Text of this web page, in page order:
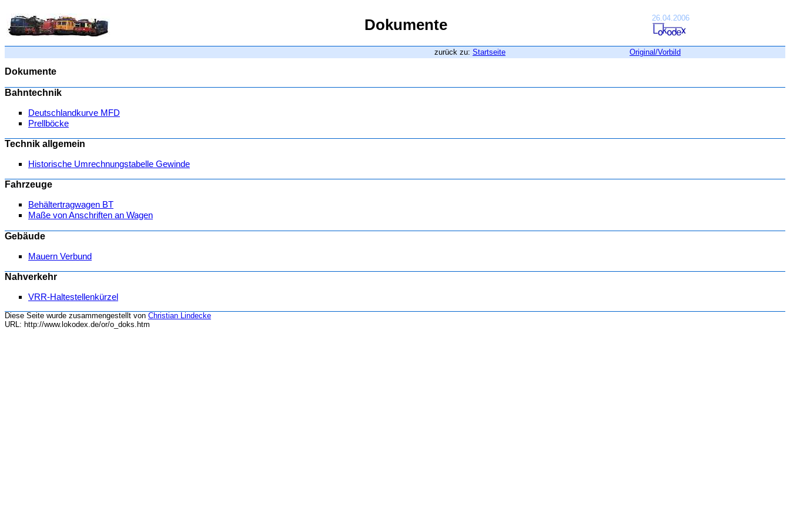
Dokumente 26.04.2006
zurück zu: Startseite Original/Vorbild
Dokumente
Bahntechnik
Deutschlandkurve MFD
Prellböcke
Technik allgemein
Historische Umrechnungstabelle Gewinde
Fahrzeuge
Behältertragwagen BT
Maße von Anschriften an Wagen
Gebäude
Mauern Verbund
Nahverkehr
VRR-Haltestellenkürzel
Diese Seite wurde zusammengestellt von Christian Lindecke
URL: http://www.lokodex.de/or/o_doks.htm